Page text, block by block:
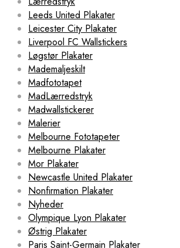
Leeds United Plakater
Leicester City Plakater
Liverpool FC Wallstickers
Løgstør Plakater
Mademaljeskilt
Madfototapet
MadLærredstryk
Madwallstickerer
Malerier
Melbourne Fototapeter
Melbourne Plakater
Mor Plakater
Newcastle United Plakater
Nonfirmation Plakater
Nyheder
Olympique Lyon Plakater
Østrig Plakater
Paris Saint-Germain Plakater